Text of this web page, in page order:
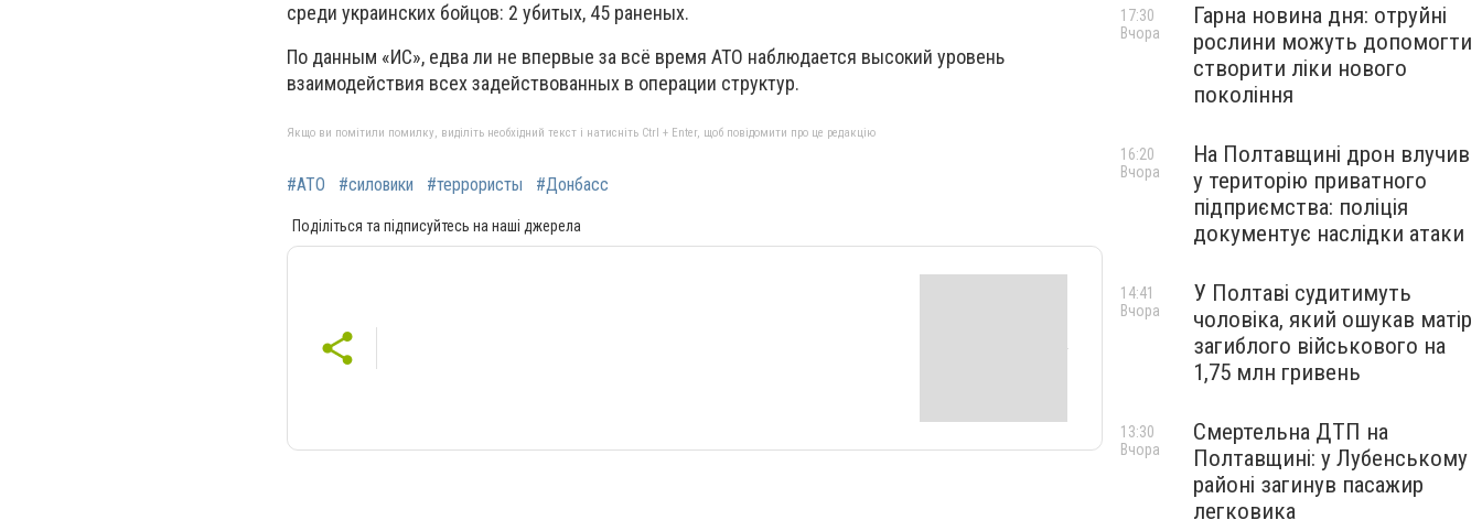
среди украинских бойцов: 2 убитых, 45 раненых.
По данным «ИС», едва ли не впервые за всё время АТО наблюдается высокий уровень
взаимодействия всех задействованных в операции структур.
Якщо ви помітили помилку, виділіть необхідний текст і натисніть Ctrl + Enter, щоб повідомити про це редакцію
#АТО #силовики #террористы #Донбасс
Поділіться та підписуйтесь на наші джерела
Гарна новина дня: отруйні
рослини можуть допомогти
створити ліки нового
покоління
17:30
Вчора
На Полтавщині дрон влучив
у територію приватного
підприємства: поліція
документує наслідки атаки
16:20
Вчора
У Полтаві судитимуть
чоловіка, який ошукав матір
загиблого військового на
1,75 млн гривень
14:41
Вчора
Смертельна ДТП на
Полтавщині: у Лубенському
районі загинув пасажир
легковика
13:30
Вчора